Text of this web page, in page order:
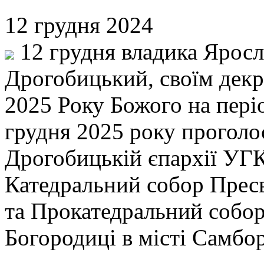
12 грудня 2024
12 грудня владика
Дрогобицький, своїм
2025 Року Божого на
грудня 2025 року
Дрогобицькій єпархії
Катедральний собор
та Прокатедральний
Богородиці в місті